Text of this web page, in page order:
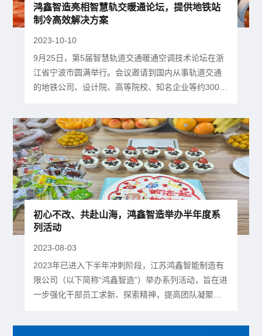
鸿鑫智造亮相智慧轨交暖通论坛，提供地铁站
制冷高效解决方案
2023-10-10
9月25日，第5届智慧轨道交通暖通空调技术论坛在浙
江省宁波市圆满举行。会议邀请到国内从事轨道交通
的地铁公司、设计院、高等院校、知名企业等约300人
术交流、专题研讨和新产品新技术的展示。▲会议现
场江苏鸿鑫智能制造有限公司（以下简称“鸿鑫智造”）
受邀参会，并带来了全新的地铁站高效制冷机房解决
方案。▲鸿鑫智造紧凑型必站随着地铁造价越来越
高，地铁站的精细化...
初心不改、共赴山海，鸿鑫智造举办半年度系
列活动
2023-08-03
2023年已进入下半年冲刺阶段，江苏鸿鑫智能制造有
限公司（以下简称“鸿鑫智造”）举办系列活动，旨在进
一步强化干部员工求新、探索精神，提高团队凝聚
结会议召开 7月29日，鸿鑫智造2023年半年度总结会